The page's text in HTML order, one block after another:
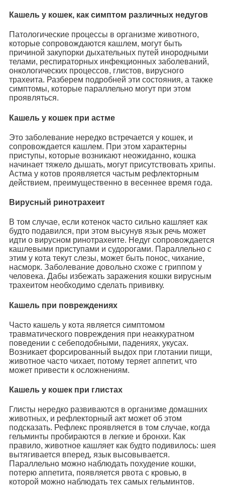
Кашель у кошек, как симптом различных недугов
Патологические процессы в организме животного,
которые сопровождаются кашлем, могут быть
причиной закупорки дыхательных путей инородными
телами, респираторных инфекционных заболеваний,
онкологических процессов, глистов, вирусного
трахеита. Разберем подробней эти состояния, а также
симптомы, которые параллельно могут при этом
проявляться.
Кашель у кошек при астме
Это заболевание нередко встречается у кошек, и
сопровождается кашлем. При этом характерны
приступы, которые возникают неожиданно, кошка
начинает тяжело дышать, могут присутствовать хрипы.
Астма у котов проявляется частым рефлекторным
действием, преимущественно в весеннее время года.
Вирусный ринотрахеит
В том случае, если котенок часто сильно кашляет как
будто подавился, при этом высунув язык речь может
идти о вирусном ринотрахеите. Недуг сопровождается
кашлевыми приступами и судорогами. Параллельно с
этим у кота текут слезы, может быть понос, чихание,
насморк. Заболевание довольно схоже с гриппом у
человека. Дабы избежать заражения кошки вирусным
трахеитом необходимо сделать прививку.
Кашель при повреждениях
Часто кашель у кота является симптомом
травматического повреждения при неаккуратном
поведении с себеподобными, падениях, укусах.
Возникает форсированный выдох при глотании пищи,
животное часто чихает, потому теряет аппетит, что
может привести к осложнениям.
Кашель у кошек при глистах
Глисты нередко развиваются в организме домашних
животных, и рефлекторный акт может об этом
подсказать. Рефлекс проявляется в том случае, когда
гельминты пробираются в легкие и бронхи. Как
правило, животное кашляет как будто подивилось: шея
вытягивается вперед, язык высовывается.
Параллельно можно наблюдать похудение кошки,
потерю аппетита, появляется рвота с кровью, в
которой можно наблюдать тех самых гельминтов.